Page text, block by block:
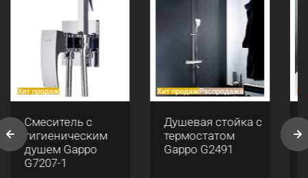
Хит продаж
Смеситель с
гигиеническим
душем Gappo
G7207-1
Хит продажРаспродажа
Душевая стойка с
термостатом
Gappo G2491